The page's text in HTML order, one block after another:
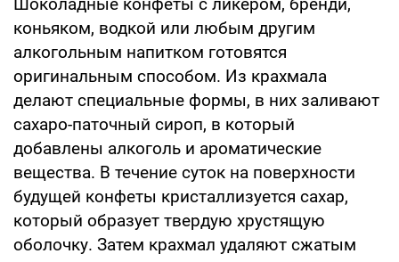
коньяком, водкой или любым другим
алкогольным напитком готовятся
оригинальным способом. Из крахмала
делают специальные формы, в них заливают
сахаро-паточный сироп, в который
добавлены алкоголь и ароматические
вещества. В течение суток на поверхности
будущей конфеты кристаллизуется сахар,
который образует твердую хрустящую
оболочку. Затем крахмал удаляют сжатым